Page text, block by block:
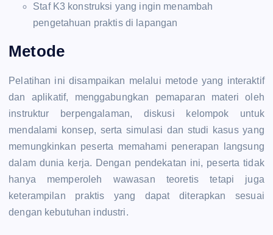
Staf K3 konstruksi yang ingin menambah
pengetahuan praktis di lapangan
Metode
Pelatihan ini disampaikan melalui metode yang interaktif
dan aplikatif, menggabungkan pemaparan materi oleh
instruktur berpengalaman, diskusi kelompok untuk
mendalami konsep, serta simulasi dan studi kasus yang
memungkinkan peserta memahami penerapan langsung
dalam dunia kerja. Dengan pendekatan ini, peserta tidak
hanya memperoleh wawasan teoretis tetapi juga
keterampilan praktis yang dapat diterapkan sesuai
dengan kebutuhan industri.